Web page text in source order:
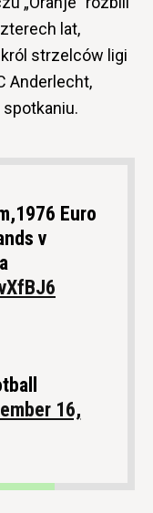
lat,
król strzelców ligi
Anderlecht,
Euro
v
16,